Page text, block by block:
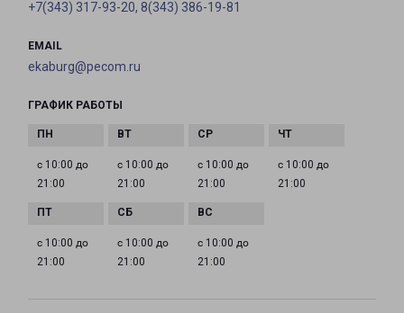
+7(343) 317-93-20, 8(343) 386-19-81
EMAIL
ekaburg@pecom.ru
ГРАФИК РАБОТЫ
с 10:00 до
21:00
с 10:00 до
21:00
с 10:00 до
21:00
с 10:00 до
21:00
с 10:00 до
21:00
с 10:00 до
21:00
с 10:00 до
21:00